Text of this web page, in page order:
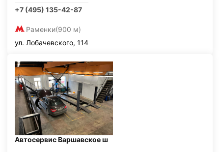
+7 (495) 135-42-87
Раменки(900 м)
ул. Лобачевского, 114
Автосервис Варшавское ш